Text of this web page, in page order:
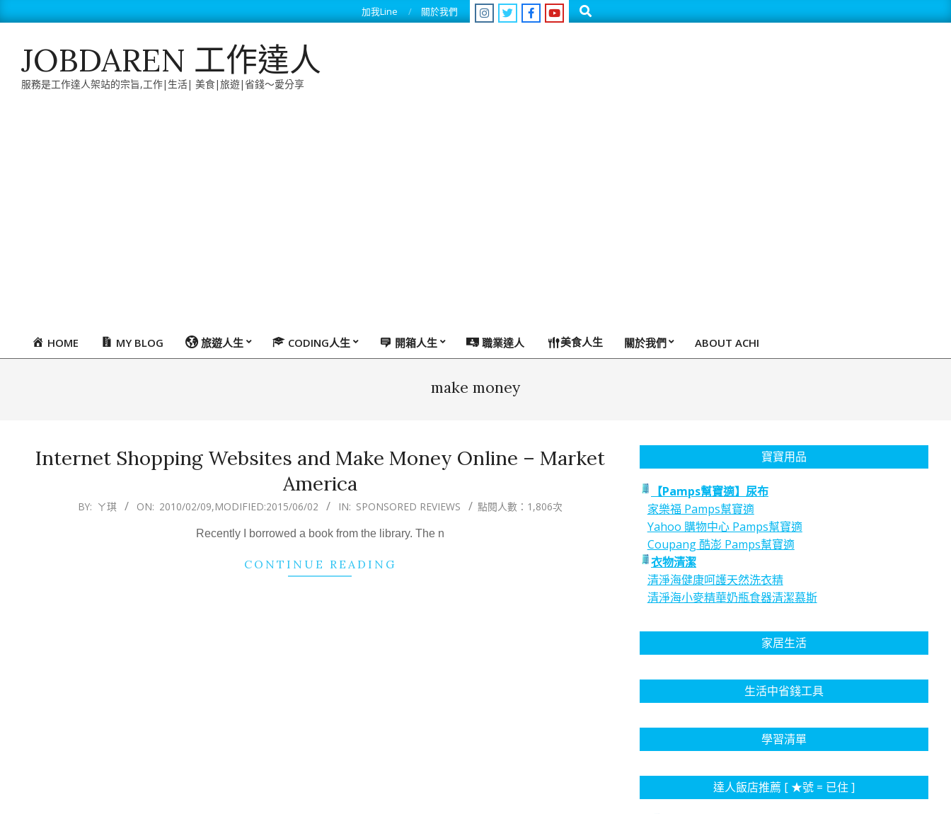
to
加我Line 關於我們 Search
JOBDAREN 工作達人
服務是工作達人架站的宗旨,工作|生活| 美食|旅遊|省錢～愛分享
PrimaryHOME MY BLOG 旅遊人生 CODING人生 開箱人生 職業達人 美食人生 關於我們 ABOUT ACHI
make money
Internet Shopping Websites and Make Money Online – Market
America
BY: ㄚ琪 ON: 2010/02/09,MODIFIED:2015/06/02 IN: SPONSORED REVIEWS 點閱人數：1,806次
Recently I borrowed a book from the library. The n
CONTINUE READING
寶寶用品
【Pamps幫寶適】尿布
家樂福 Pamps幫寶適
Yahoo 購物中心 Pamps幫寶適
Coupang 酷澎 Pamps幫寶適
衣物清潔
清淨海健康呵護天然洗衣精
清淨海小麥精華奶瓶食器清潔慕斯
家居生活
生活中省錢工具
學習清單
達人飯店推薦 [ ★號 = 已住 ]